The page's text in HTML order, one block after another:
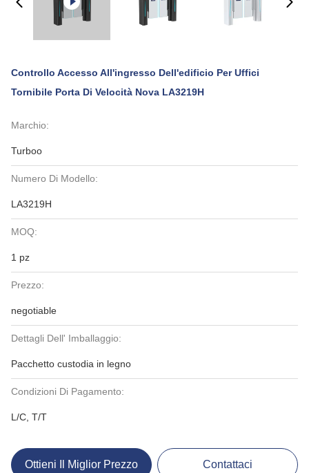
Controllo Accesso All'ingresso Dell'edificio Per Uffici
Tornibile Porta Di Velocità Nova LA3219H
Marchio:
Turboo
Numero Di Modello:
LA3219H
MOQ:
1 pz
Prezzo:
negotiable
Dettagli Dell' Imballaggio:
Pacchetto custodia in legno
Condizioni Di Pagamento:
L/C, T/T
Ottieni Il Miglior Prezzo Contattaci